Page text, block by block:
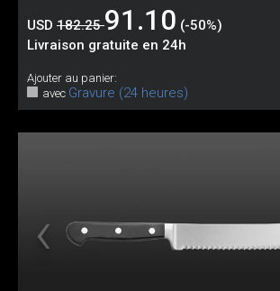
USD 182.2591.10 (-50%)
Livraison gratuite en 24h
Ajouter au panier:
avec Gravure (24 heures)